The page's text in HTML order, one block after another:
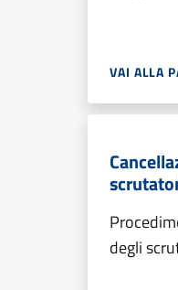
VAI ALLA
degli